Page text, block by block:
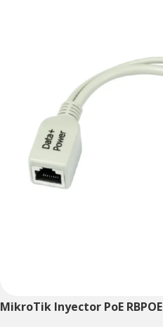
MikroTik Inyector PoE RBPOE